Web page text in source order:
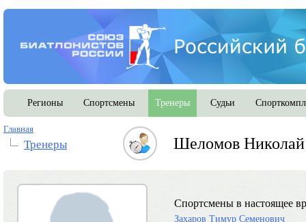
Регионы Спортсмены Тренеры Судьи
Главная
Тренеры Шеломов Николай
Спортсмены в настоящее
Захаров Тимур Семенович